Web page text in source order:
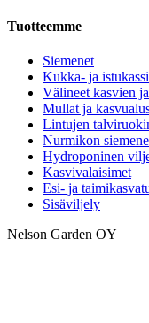
Tuotteemme
Siemenet
Kukka- ja
Välineet kasvien
Mullat ja
Lintujen
Nurmikon
Hydroponinen
Kasvivalaisimet
Esi- ja
Sisäviljely
Nelson Garden OY